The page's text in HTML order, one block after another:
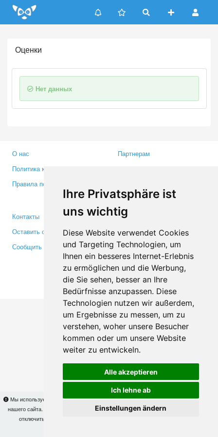
Ihre Privatsphäre ist
uns wichtig
Diese Website verwendet Cookies
und Targeting Technologien, um
Ihnen ein besseres Internet-Erlebnis
zu ermöglichen und die Werbung,
die Sie sehen, besser an Ihre
Bedürfnisse anzupassen. Diese
Technologien nutzen wir außerdem,
um Ergebnisse zu messen, um zu
verstehen, woher unsere Besucher
kommen oder um unsere Website
weiter zu entwickeln.
Alle akzeptieren
Ich lehne ab
Einstellungen ändern
Update cookies preferences
Мы используем cookies для того, чтобы Вы могли использовать весь функционал
нашего сайта. На
Вы сможете узнать подробности и, при желании,
отключить использование cookies. Продолжая пользоваться сайтом, Вы
Оценки
Нет данных
О нас
Политика конфиденциальности
Правила пользования
Партнерам
Медиа
Контакты
Оставить отзыв
Сообщить об ошибке
Facebook
Twitter
YouTube
Google+
Makis© Copyright 2026